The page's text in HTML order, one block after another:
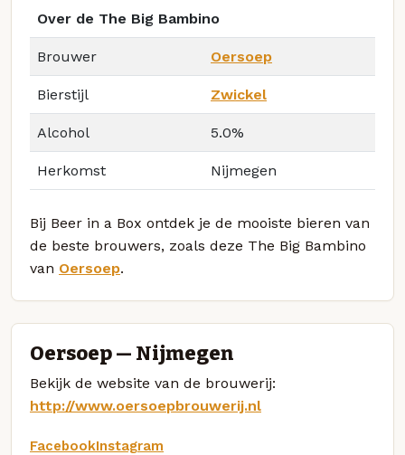
Over de The Big Bambino
Brouwer Oersoep
Bierstijl Zwickel
Alcohol 5.0%
Herkomst Nijmegen
Bij Beer in a Box ontdek je de mooiste bieren van
de beste brouwers, zoals deze The Big Bambino
van Oersoep.
Oersoep — Nijmegen
Bekijk de website van de brouwerij:
http://www.oersoepbrouwerij.nl
FacebookInstagram